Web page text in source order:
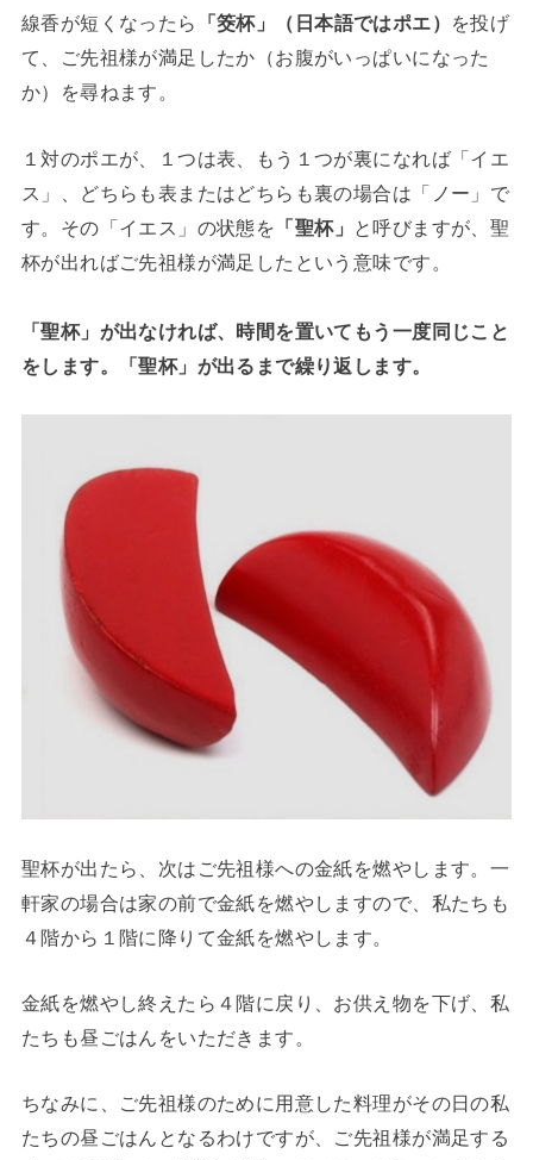
線香が短くなったら 「筊杯」（日本語ではポエ）
を投げ
て、ご先祖様が満足したか（お腹がいっぱいになった
か）を尋ねます。
１対のポエが、１つは表、もう１つが裏になれば「イエ
ス」、どちらも表またはどちらも裏の場合は「ノー」で
す。その「イエス」の状態を 「聖杯」
と呼びますが、聖
杯が出ればご先祖様が満足したという意味です。
「聖杯」が出なければ、時間を置いてもう一度同じこと
をします。「聖杯」が出るまで繰り返します。
聖杯が出たら、次はご先祖様への金紙を燃やします。一
軒家の場合は家の前で金紙を燃やしますので、私たちも
４階から１階に降りて金紙を燃やします。
金紙を燃やし終えたら４階に戻り、お供え物を下げ、私
たちも昼ごはんをいただきます。
ちなみに、ご先祖様のために用意した料理がその日の私
たちの昼ごはんとなるわけですが、ご先祖様が満足する